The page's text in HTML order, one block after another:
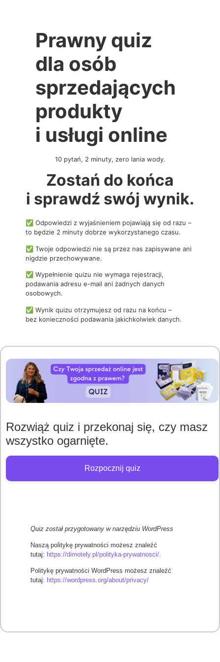
Prawny quiz
dla osób
sprzedających
produkty
i usługi online
10 pytań, 2 minuty, zero lania wody.
Zostań do końca
i sprawdź swój wynik.
✅ Odpowiedzi z wyjaśnieniem pojawiają się od razu –
to będzie 2 minuty dobrze wykorzystanego czasu.
✅ Twoje odpowiedzi nie są przez nas zapisywane ani
nigdzie przechowywane.
✅ Wypełnienie quizu nie wymaga rejestracji,
podawania adresu e-mail ani żadnych danych
osobowych.
✅ Wynik quizu otrzymujesz od razu na końcu –
bez konieczności podawania jakichkolwiek danych.
Rozwiąż quiz i przekonaj się, czy masz
wszystko ogarnięte.
Rozpocznij quiz
Quiz został przygotowany w narzędziu WordPress
Naszą politykę prywatności możesz znaleźć
tutaj: https://dimotely.pl/polityka-prywatnosci/
Politykę prywatności WordPress możesz znaleźć
tutaj: https://wordpress.org/about/privacy/